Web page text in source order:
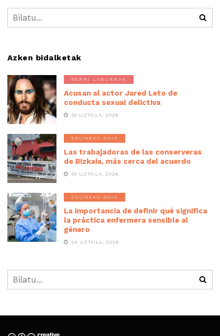
Azken bidalketak
BERRI LABURRAK
Acusan al actor Jared Leto de
conducta sexual delictiva
30 UZTAILA, 2026
EGUNEKO GAIA
Las trabajadoras de las conserveras
de Bizkaia, más cerca del acuerdo
30 UZTAILA, 2026
EGUNEKO GAIA
La importancia de definir qué significa
la práctica enfermera sensible al
género
29 UZTAILA, 2026